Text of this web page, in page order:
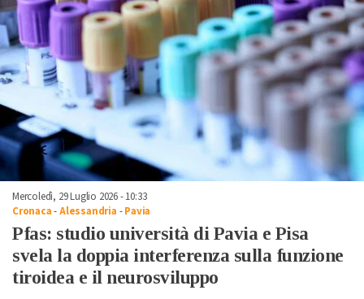
Mercoledì, 29 Luglio 2026 - 10:33
Cronaca-Alessandria -Pavia
Pfas: studio università di Pavia e Pisa
svela la doppia interferenza sulla funzione
tiroidea e il neurosviluppo